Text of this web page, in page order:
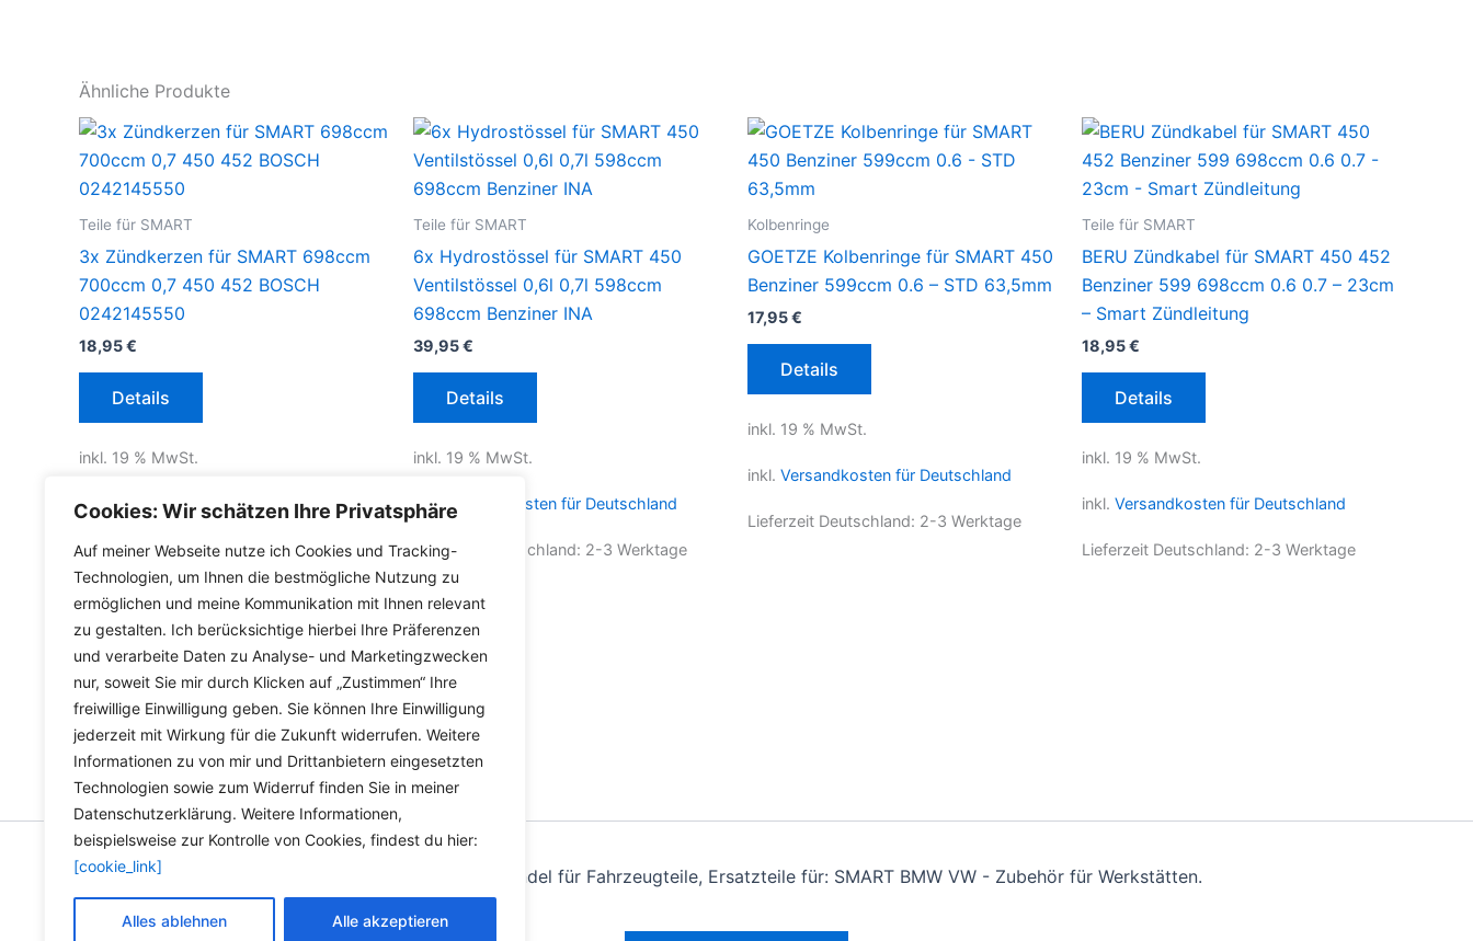
Cookies: Wir schätzen Ihre Privatsphäre
Auf meiner Webseite nutze ich Cookies und Tracking-
Technologien, um Ihnen die bestmögliche Nutzung zu
ermöglichen und meine Kommunikation mit Ihnen relevant
zu gestalten. Ich berücksichtige hierbei Ihre Präferenzen
und verarbeite Daten zu Analyse- und Marketingzwecken
nur, soweit Sie mir durch Klicken auf „Zustimmen“ Ihre
freiwillige Einwilligung geben. Sie können Ihre Einwilligung
jederzeit mit Wirkung für die Zukunft widerrufen. Weitere
Informationen zu von mir und Drittanbietern eingesetzten
Technologien sowie zum Widerruf finden Sie in meiner
Datenschutzerklärung. Weitere Informationen,
beispielsweise zur Kontrolle von Cookies, findest du hier:
[cookie_link]
Alles ablehnen Alle akzeptieren
Ähnliche Produkte
Teile für SMART
3x Zündkerzen für SMART 698ccm
700ccm 0,7 450 452 BOSCH
0242145550
18,95€
Details
inkl. 19 % MwSt.
inkl. Versandkosten für Deutschland
Lieferzeit Deutschland:2-3 Werktage
Teile für SMART
6x Hydrostössel für SMART 450
Ventilstössel 0,6l 0,7l 598ccm
698ccm Benziner INA
39,95€
Details
inkl. 19 % MwSt.
inkl.Versandkosten für Deutschland
Lieferzeit Deutschland: 2-3 Werktage
Kolbenringe
GOETZE Kolbenringe für SMART 450
Benziner 599ccm 0.6 – STD 63,5mm
17,95€
Details
inkl. 19 % MwSt.
inkl. Versandkosten für Deutschland
Lieferzeit Deutschland: 2-3 Werktage
Teile für SMART
BERU Zündkabel für SMART 450 452
Benziner 599 698ccm 0.6 0.7 – 23cm
– Smart Zündleitung
18,95€
Details
inkl. 19 % MwSt.
inkl. Versandkosten für Deutschland
Lieferzeit Deutschland: 2-3 Werktage
Copyright © 2026 Versandhandel für Fahrzeugteile, Ersatzteile für: SMART BMW VW - Zubehör für Werkstätten.